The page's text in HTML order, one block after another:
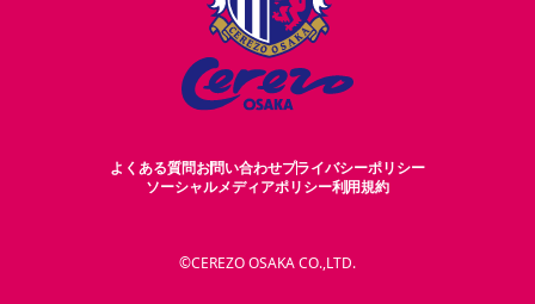
よくある質問お問い合わせプライバシーポリシー
ソーシャルメディアポリシー利用規約
©CEREZO OSAKA CO.,LTD.